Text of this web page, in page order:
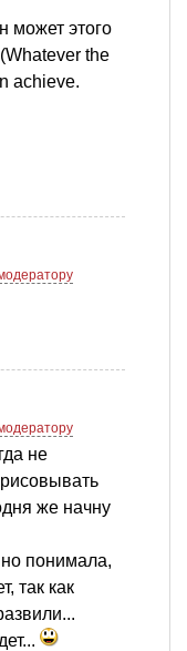
может этого
the
achieve.
не
же начну
понимала,
так как